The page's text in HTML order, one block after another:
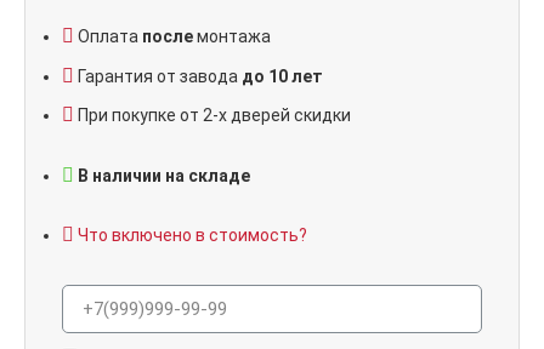
Оплата послемонтажа
Гарантия от завода до 10 лет
При покупке от 2-х дверей скидки
В наличии на складе
Что включено в стоимость?